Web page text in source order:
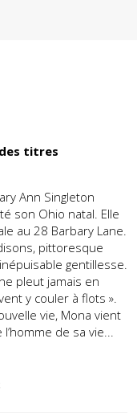
titres
Ann Singleton
son Ohio natal. Elle
au 28 Barbary Lane.
pittoresque
gentillesse.
pleut jamais en
y couler à flots ».
vie, Mona vient
de sa vie...